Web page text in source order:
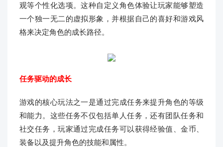
观等个性化选项。这种自定义角色体验让玩家能够塑造
一个独一无二的虚拟形象，并根据自己的喜好和游戏风
格来决定角色的成长路径。
任务驱动的成长
游戏的核心玩法之一是通过完成任务来提升角色的等级
和能力。这些任务不仅包括单人任务，还有团队任务和
社交任务，玩家通过完成任务可以获得经验值、金币、
装备以及提升角色的技能和属性。